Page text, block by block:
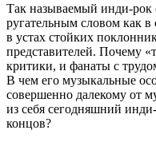
Так называемый инди-рок
ругательным словом как в
в устах стойких
представителей. Почему
критики, и фанаты с
В чем его музыкальные
совершенно далекому от
из себя сегодняшний
концов?